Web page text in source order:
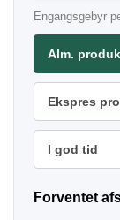
Engangsgebyr
Alm.
Ekspres
I god tid
Forventet